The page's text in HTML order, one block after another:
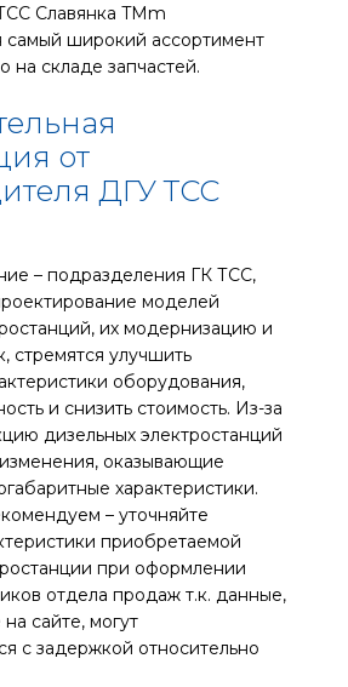
Славянка TMm
самый широкий ассортимент
на складе запчастей.
от
ДГУ ТСС
– подразделения ГК ТСС,
моделей
их модернизацию и
стремятся улучшить
оборудования,
и снизить стоимость. Из-за
дизельных электростанций
оказывающие
характеристики.
– уточняйте
приобретаемой
при оформлении
отдела продаж т.к. данные,
сайте, могут
с задержкой относительно